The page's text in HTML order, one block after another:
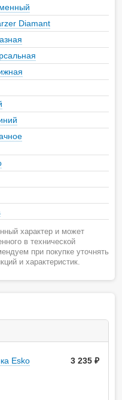
Diamant
характер и может
в технической
при покупке уточнять
и характеристик.
Esko
3 235